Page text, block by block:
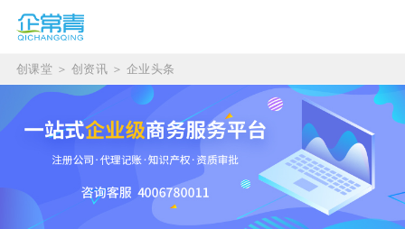
创课堂 ＞ 创资讯 ＞ 企业头条